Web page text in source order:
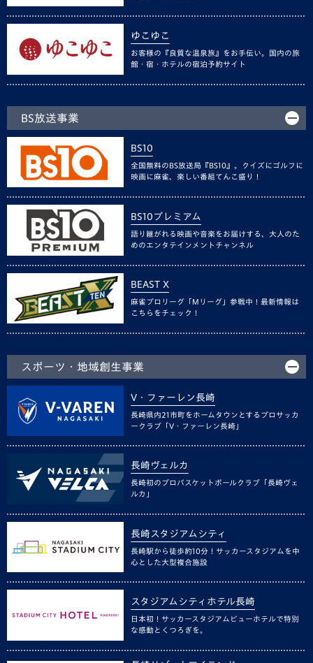
ゆこゆこ
お客様の『良質な温泉旅』をお手伝い。国内の旅
館・宿・ホテルの宿泊予約サイト
BS放送事業
BS10
全国無料のBS放送局『BS10』。クイズにゴルフに
映画に麻雀、楽しい番組てんこ盛り！
BS10プレミアム
語り継がれる映画や音楽をお届けする、大人のた
めのエンタテインメントチャンネル
BEAST X
麻雀プロリーグ「Mリーグ」参戦中！最新情報は
こちらをチェック！
スポーツ・地域創生事業
V・ファーレン長崎
長崎県内21市町をホームタウンとするプロサッカ
ークラブ「V・ファーレン長崎」
長崎ヴェルカ
長崎初のプロバスケットボールクラブ「長崎ヴェ
ルカ」
長崎スタジアムシティ
長崎駅から徒歩約10分！サッカースタジアムを中
心とした大型複合施設
スタジアムシティホテル長崎
日本初！サッカースタジアムビューホテルで特別
な感動とくつろぎを。